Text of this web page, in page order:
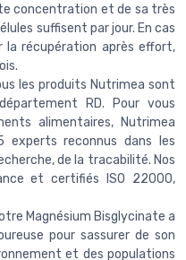
concentration et de sa très
suffisent par jour. En cas
la récupération après effort,
les produits Nutrimea sont
RD. Pour vous
alimentaires, Nutrimea
experts reconnus dans les
de la tracabilité. Nos
et certifiés ISO 22000,
Magnésium Bisglycinate a
pour sassurer de son
et des populations